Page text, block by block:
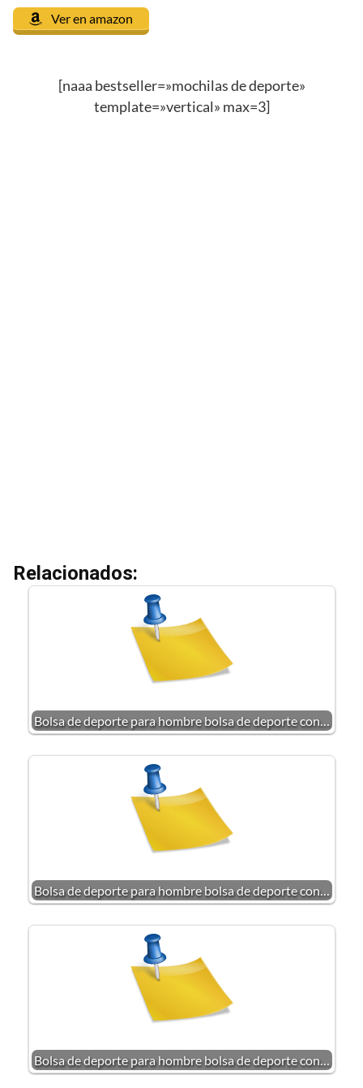
Ver en amazon
[naaa bestseller=»mochilas de deporte»
template=»vertical» max=3]
Relacionados:
Bolsa de deporte para hombre bolsa de deporte con…
Bolsa de deporte para hombre bolsa de deporte con…
Bolsa de deporte para hombre bolsa de deporte con…